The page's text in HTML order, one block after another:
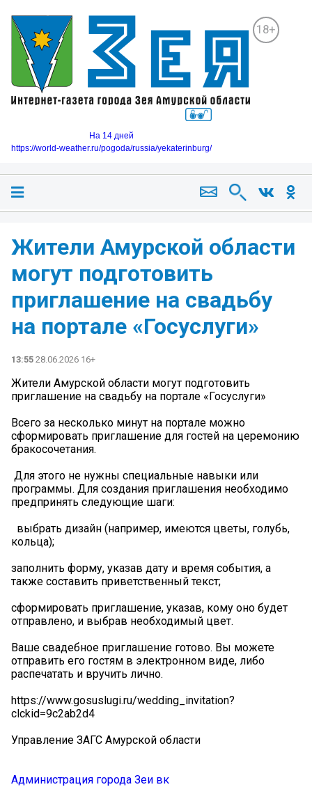
18+
На 14 дней
https://world-weather.ru/pogoda/russia/yekaterinburg/
Жители Амурской области
могут подготовить
приглашение на свадьбу
на портале «Госуслуги»
13:55 28.06.2026 16+
Жители Амурской области могут подготовить
приглашение на свадьбу на портале «Госуслуги»
Всего за несколько минут на портале можно
сформировать приглашение для гостей на церемонию
бракосочетания.
Для этого не нужны специальные навыки или
программы. Для создания приглашения необходимо
предпринять следующие шаги:
выбрать дизайн (например, имеются цветы, голубь,
кольца);
заполнить форму, указав дату и время события, а
также составить приветственный текст;
сформировать приглашение, указав, кому оно будет
отправлено, и выбрав необходимый цвет.
Ваше свадебное приглашение готово. Вы можете
отправить его гостям в электронном виде, либо
распечатать и вручить лично.
https://www.gosuslugi.ru/wedding_invitation?
clckid=9c2ab2d4
Управление ЗАГС Амурской области
Администрация города Зеи вк